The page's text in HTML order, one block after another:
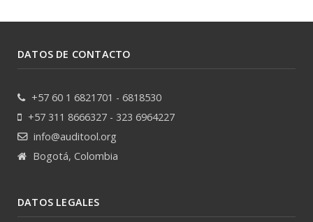
DATOS DE CONTACTO
+57 60 1 6821701 - 6818530
+57 311 8666327 - 323 6964227
info@auditool.org
Bogotá, Colombia
DATOS LEGALES